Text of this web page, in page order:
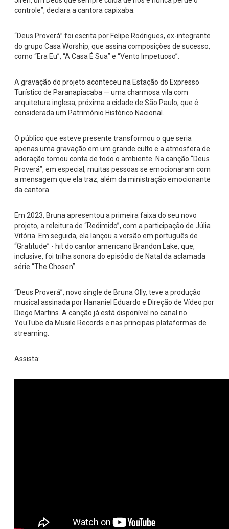
controle”, declara a cantora capixaba.
“Deus Proverá” foi escrita por Felipe Rodrigues, ex-integrante
do grupo Casa Worship, que assina composições de sucesso,
como “Era Eu”, “A Casa É Sua” e “Vento Impetuoso”.
A gravação do projeto aconteceu na Estação do Expresso
Turístico de Paranapiacaba — uma charmosa vila com
arquitetura inglesa, próxima a cidade de São Paulo, que é
considerada um Patrimônio Histórico Nacional.
O público que esteve presente transformou o que seria
apenas uma gravação em um grande culto e a atmosfera de
adoração tomou conta de todo o ambiente. Na canção “Deus
Proverá”, em especial, muitas pessoas se emocionaram com
a mensagem que ela traz, além da ministração emocionante
da cantora.
Em 2023, Bruna apresentou a primeira faixa do seu novo
projeto, a releitura de “Redimido”, com a participação de Júlia
Vitória. Em seguida, ela lançou a versão em português de
“Gratitude” - hit do cantor americano Brandon Lake, que,
inclusive, foi trilha sonora do episódio de Natal da aclamada
série “The Chosen”.
“Deus Proverá”, novo single de Bruna Olly, teve a produção
musical assinada por Hananiel Eduardo e Direção de Vídeo por
Diego Martins. A canção já está disponível no canal no
YouTube da Musile Records e nas principais plataformas de
streaming.
Assista: